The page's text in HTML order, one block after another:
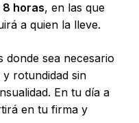
8 horas, en las que
a quien la lleve.
donde sea necesario
rotundidad sin
En tu día a
en tu firma y